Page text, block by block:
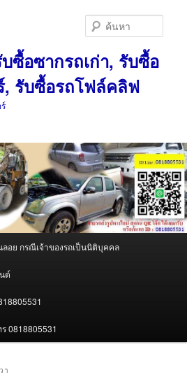
ซื้อซากรถเก่า, รับซื้อ
, รับซื้อรถโฟล์คลิฟ
อย กรณีเจ้าของรถเป็นนิติบุคคล
ต์
0818805531
า